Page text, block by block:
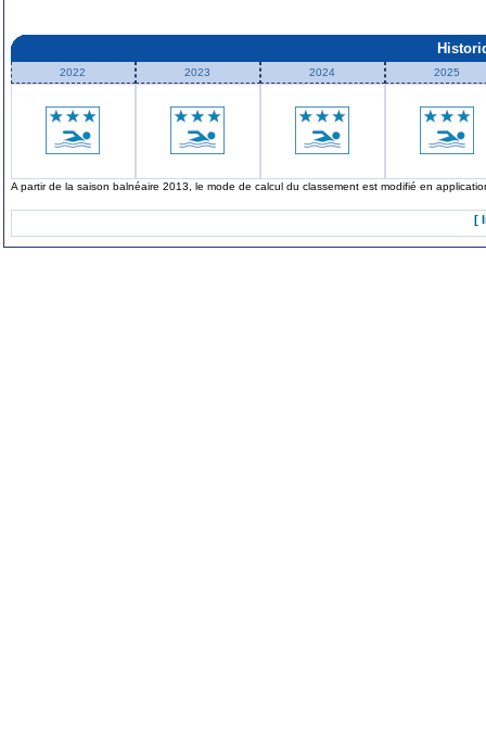
2022 2023 2024 2025
A partir de la saison balnéaire 2013, le mode de calcul du classement est modifié en
[